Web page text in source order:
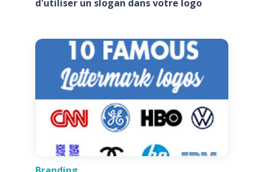
d'utiliser un slogan dans votre logo